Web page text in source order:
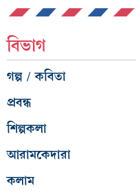
বিভাগ
গল্প / কবিতা
প্রবন্ধ
শিল্পকলা
আরামকেদারা
কলাম